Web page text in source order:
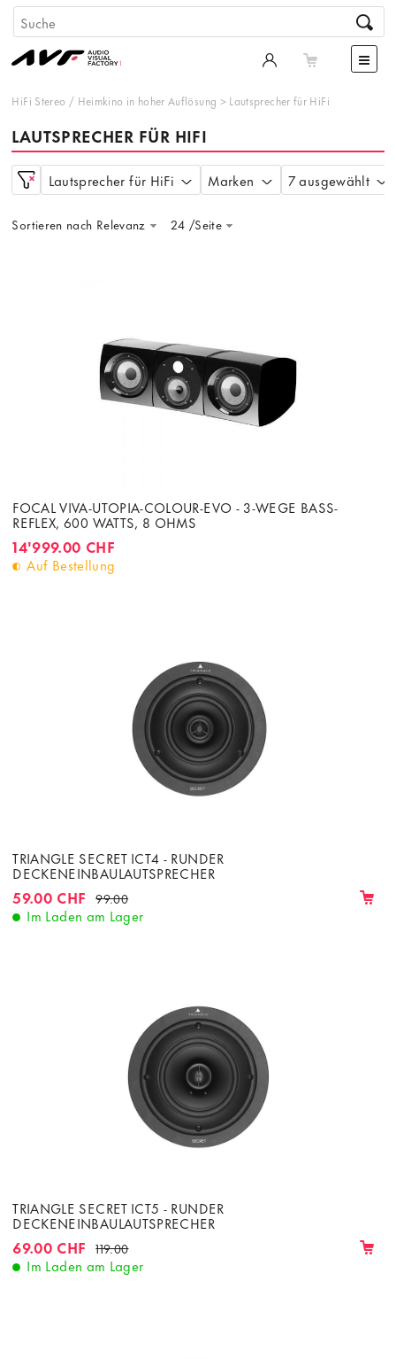
HiFi Stereo / Heimkino in hoher Auflösung > Lautsprecher für HiFi
LAUTSPRECHER FÜR HIFI
Lautsprecher für HiFi Marken 7 ausgewählt
Sortieren nach Relevanz 24 /Seite
FOCAL VIVA-UTOPIA-COLOUR-EVO - 3-WEGE BASS-
REFLEX, 600 WATTS, 8 OHMS
14'999.00 CHF
Auf Bestellung
TRIANGLE SECRET ICT4 - RUNDER
DECKENEINBAULAUTSPRECHER
59.00 CHF 99.00
Im Laden am Lager
TRIANGLE SECRET ICT5 - RUNDER
DECKENEINBAULAUTSPRECHER
69.00 CHF 119.00
Im Laden am Lager